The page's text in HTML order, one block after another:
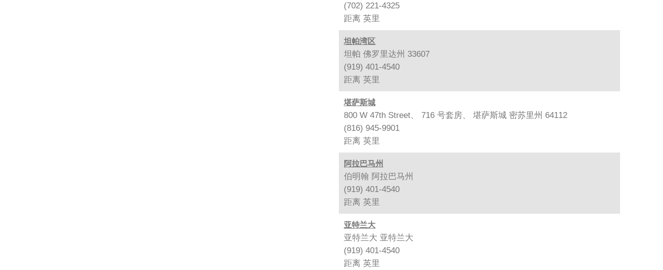
(702) 221-4325
距离 英里
坦帕湾区
坦帕 佛罗里达州 33607
(919) 401-4540
距离 英里
堪萨斯城
800 W 47th Street、 716 号套房、 堪萨斯城 密苏里州 64112
(816) 945-9901
距离 英里
阿拉巴马州
伯明翰 阿拉巴马州
(919) 401-4540
距离 英里
亚特兰大
亚特兰大 亚特兰大
(919) 401-4540
距离 英里